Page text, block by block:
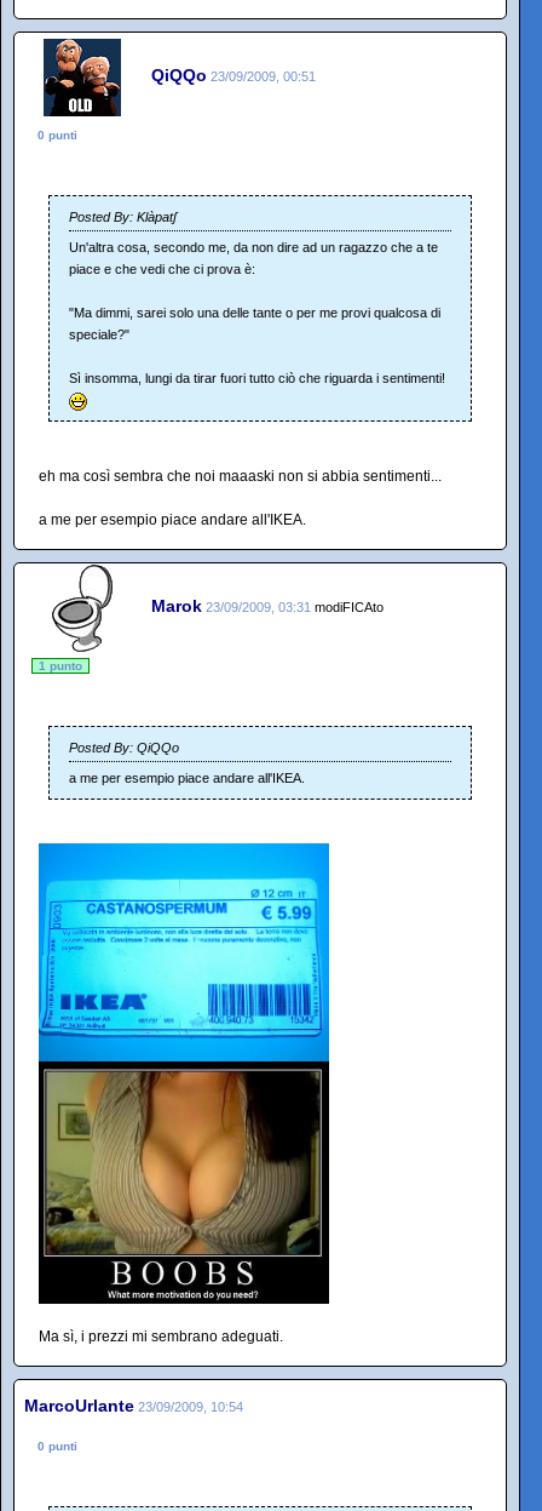
QiQQo 23/09/2009, 00:51
0 punti
Posted By: Klàpatʃ
Un'altra cosa, secondo me, da non dire ad un ragazzo che a te
piace e che vedi che ci prova è:
"Ma dimmi, sarei solo una delle tante o per me provi qualcosa di
speciale?"
Sì insomma, lungi da tirar fuori tutto ciò che riguarda i sentimenti!
eh ma così sembra che noi maaaski non si abbia sentimenti...
a me per esempio piace andare all'IKEA.
Marok 23/09/2009, 03:31 modiFICAto
1 punto
Posted By: QiQQo
a me per esempio piace andare all'IKEA.
Ma sì, i prezzi mi sembrano adeguati.
MarcoUrlante 23/09/2009, 10:54
0 punti